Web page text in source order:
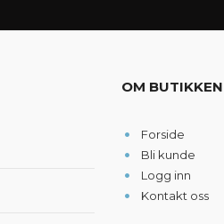
OM BUTIKKEN
Forside
Bli kunde
Logg inn
Kontakt oss